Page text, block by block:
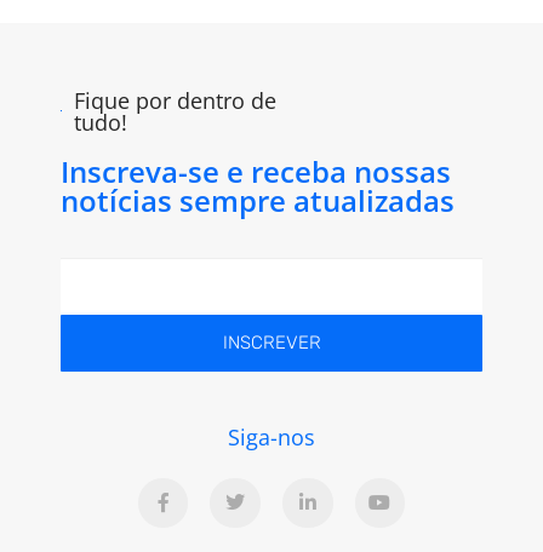
Fique por dentro de
tudo!
Inscreva-se e receba nossas
notícias sempre atualizadas
INSCREVER
Siga-nos